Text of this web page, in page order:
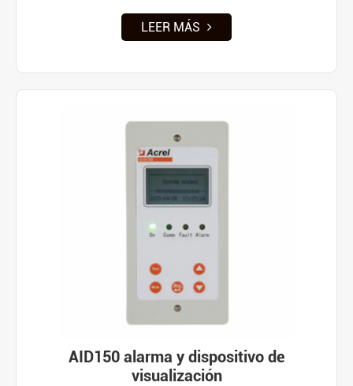
LEER MÁS
AID150 alarma y dispositivo de
visualización